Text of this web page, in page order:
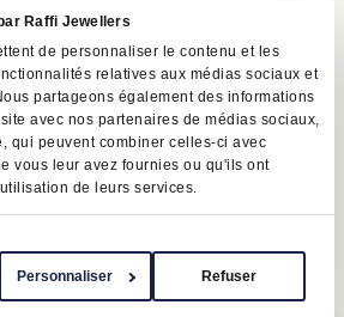
Raffi Jewellers
de personnaliser le contenu et les
relatives aux médias sociaux et
partageons également des informations
avec nos partenaires de médias sociaux,
qui peuvent combiner celles-ci avec
vous leur avez fournies ou qu'ils ont
de leurs services.
Personnaliser Refuser
Politique de confidentialité
LAPHO
Inc., tous droits réservés.